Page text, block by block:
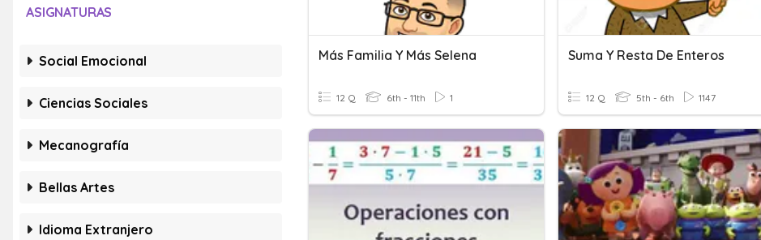
ASIGNATURAS
Social Emocional
Ciencias Sociales
Mecanografía
Bellas Artes
Idioma Extranjero
Más Familia Y Más Selena
12 Q 6th - 11th 1
Suma Y Resta De Enteros
12 Q 5th - 6th 1147